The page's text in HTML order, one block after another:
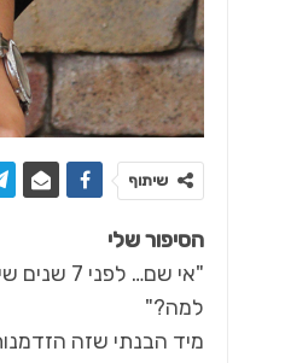
שיתוף
הסיפור שלי
"אי שם…
למה?"
מיד הבנתי שזה
חלוצי